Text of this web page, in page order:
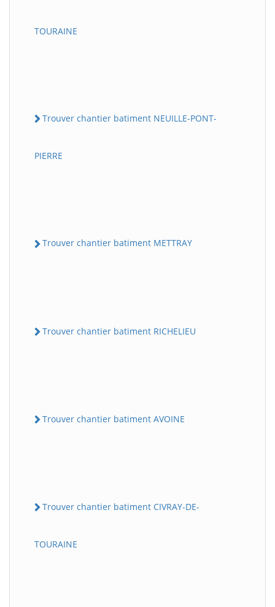
TOURAINE
Trouver chantier batiment NEUILLE-PONT-
PIERRE
Trouver chantier batiment METTRAY
Trouver chantier batiment RICHELIEU
Trouver chantier batiment AVOINE
Trouver chantier batiment CIVRAY-DE-
TOURAINE